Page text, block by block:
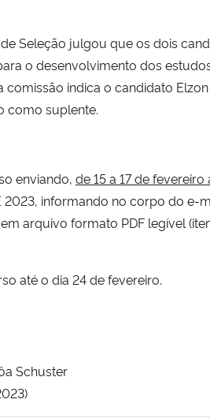
Seleção julgou que os dois
o desenvolvimento dos
indica o candidato Elzon
como suplente.
enviando, de 15 a 17 de fevereiro
2023, informando no corpo do e-
arquivo formato PDF legível
até o dia 24 de fevereiro.
Schuster